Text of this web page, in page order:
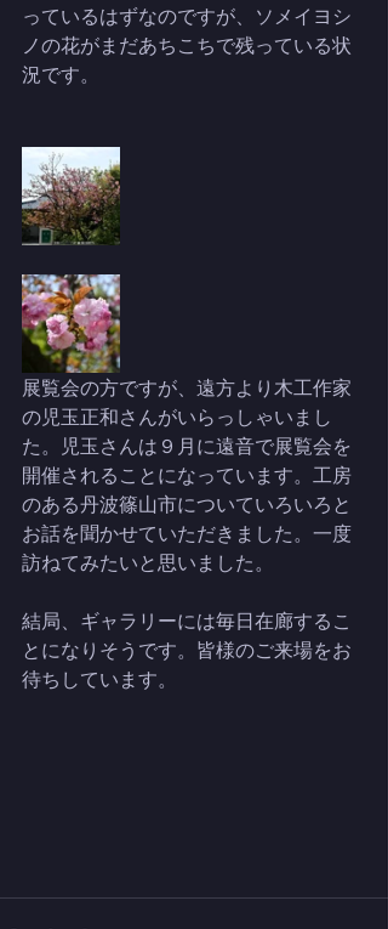
っているはずなのですが、ソメイヨシ
ノの花がまだあちこちで残っている状
況です。
展覧会の方ですが、遠方より木工作家
の児玉正和さんがいらっしゃいまし
た。児玉さんは９月に遠音で展覧会を
開催されることになっています。工房
のある丹波篠山市についていろいろと
お話を聞かせていただきました。一度
訪ねてみたいと思いました。
結局、ギャラリーには毎日在廊するこ
とになりそうです。皆様のご来場をお
待ちしています。